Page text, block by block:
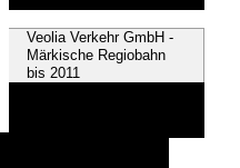
Veolia Verkehr GmbH -
Märkische Regiobahn
bis 2011